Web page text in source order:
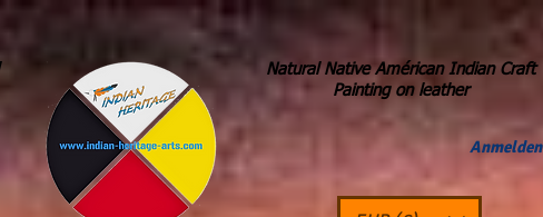
Natural Native Américan Indian Craft
Painting on leather
Anmelden